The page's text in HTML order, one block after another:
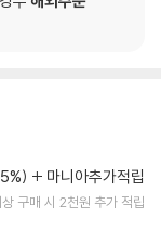
마니아추가적립
구매 시 2천원 추가 적립